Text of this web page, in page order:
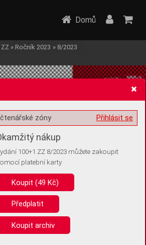
volitelných informací
nepotřebujeme ukládat žádné informace
bychom vás ale požádali o souhlas s
že se jedná o stejné zařízení, a
Domů
» Ročník 2023 » 8/2023
Přihlásit se
zóny
nákup
100+1 ZZ 8/2023 můžete zakoupit
platební karty
Koupit (49 Kč)
Předplatit
Koupit archiv